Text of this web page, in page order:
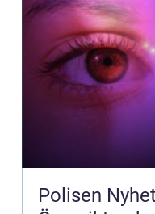
Polisen